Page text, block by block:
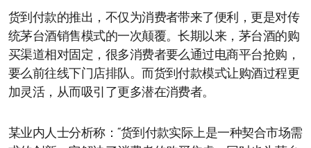
货到付款的推出，不仅为消费者带来了便利，更是对传
统茅台酒销售模式的一次颠覆。长期以来，茅台酒的购
买渠道相对固定，很多消费者要么通过电商平台抢购，
要么前往线下门店排队。而货到付款模式让购酒过程更
加灵活，从而吸引了更多潜在消费者。
某业内人士分析称：“货到付款实际上是一种契合市场需